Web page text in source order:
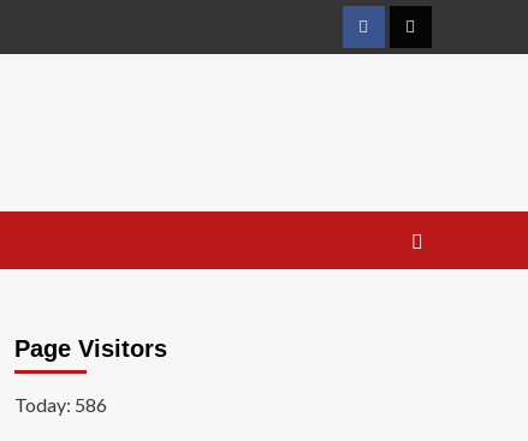
FacebookTwitter
Page Visitors
Today: 586